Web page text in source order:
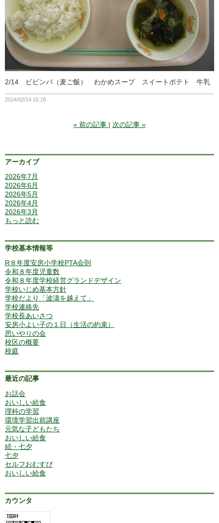
2/14 ビビンバ（麦ご飯） わかめスープ スイートポテト 牛乳
2024/02/14 15:18
« 前の記事 次の記事 »
アーカイブ
2026年7月
2026年6月
2026年5月
2026年4月
2026年3月
もっと読む
学校基本情報等
R８年度安房小学校PTA会則
令和８年度児童数
令和８年度学校経営グランドデザイン
学校いじめ基本方針
学校だより「波濤を越えて」
学校連絡先
学校長あいさつ
安房小よい子の１日（生活の約束）
思いやりの会
校区の概要
校庭
最近の記事
お話会
おいしい給食
理科の学習
環境学習出前講座
元気な子どもたち
おいしい給食
続・七夕
七夕
セルフおむすび
おいしい給食
カウンタ